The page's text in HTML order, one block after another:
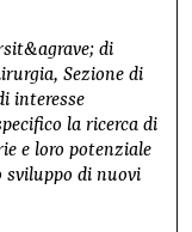
di
Sezione di
interesse
la ricerca di
e loro potenziale
sviluppo di nuovi